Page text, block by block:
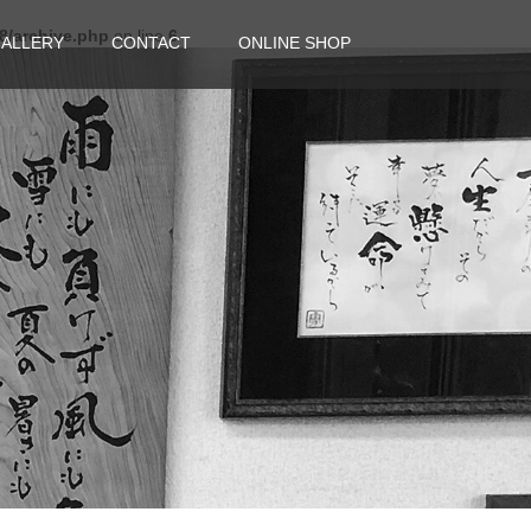
CONTACT ONLINE SHOP
archive.php on line6